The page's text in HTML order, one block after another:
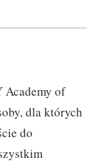
Academy of
dla których
do